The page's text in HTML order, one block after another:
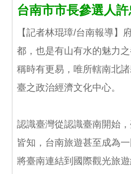
台南市市長參選人
【記者林琨璋/台南報導】
都，也是有山有水的魅力
稱時有更易，唯所轄南北
臺之政治經濟文化中心。
認識臺灣從認識臺南開始
皆知，台南旅遊甚至成為
將臺南連結到國際觀光旅